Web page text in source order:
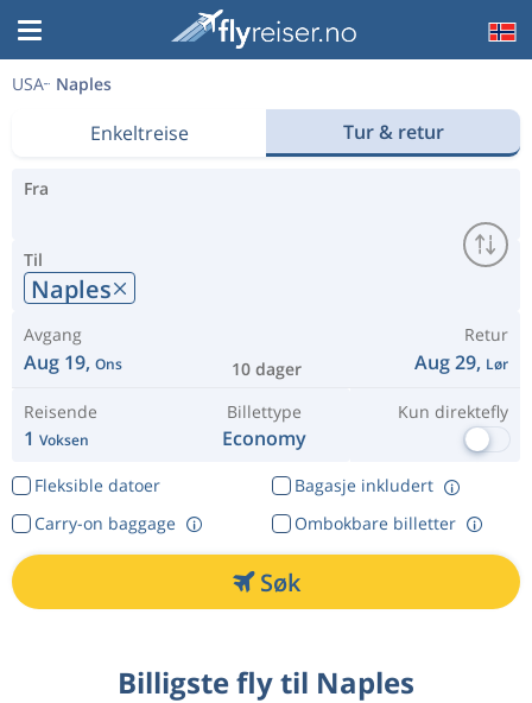
USA Naples
Enkeltreise Tur & retur
Fra
Til
Naples
Avgang
Aug 19, Ons 10 dager
Retur
Aug 29, Lør
Reisende
1 Voksen
Billettype
Economy
Kun direktefly
Fleksible datoer
Bagasje inkludert
Ombokbare billetter
Carry-on baggage
Søk
Billigste fly til Naples